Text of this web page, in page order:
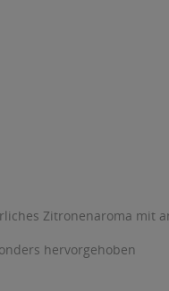
Zitronenaroma mit
hervorgehoben